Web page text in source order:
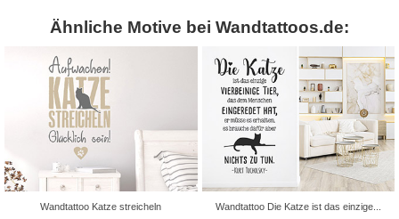
Ähnliche Motive bei Wandtattoos.de:
Wandtattoo Katze streicheln
Wandtattoo Die Katze ist das einzige...